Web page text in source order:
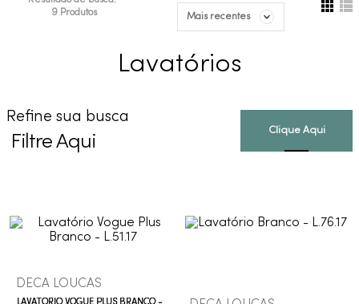
9 Produtos Mais recentes
Lavatórios
Refine sua busca
Filtre Aqui
DECA LOUCAS
níquel escovado
6º
red gold
7º
perola
grafite escovado